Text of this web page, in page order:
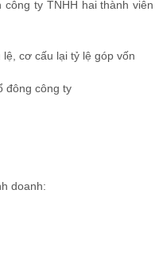
ty TNHH hai thành
cơ cấu lại tỷ lệ góp vốn
đông công ty
doanh: